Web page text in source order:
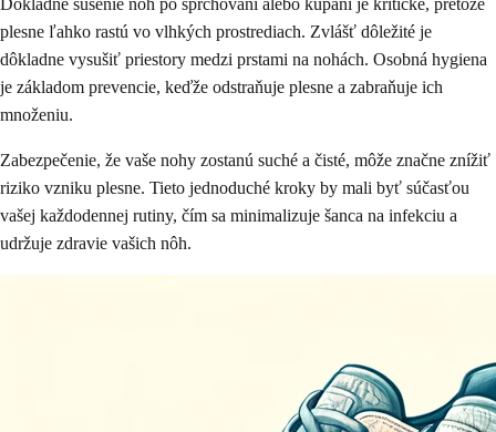
plesne ľahko rastú vo vlhkých prostrediach. Zvlášť dôležité je
dôkladne vysušiť priestory medzi prstami na nohách. Osobná hygiena
je základom prevencie, keďže odstraňuje plesne a zabraňuje ich
množeniu.
Zabezpečenie, že vaše nohy zostanú suché a čisté, môže značne znížiť
riziko vzniku plesne. Tieto jednoduché kroky by mali byť súčasťou
vašej každodennej rutiny, čím sa minimalizuje šanca na infekciu a
udržuje zdravie vašich nôh.